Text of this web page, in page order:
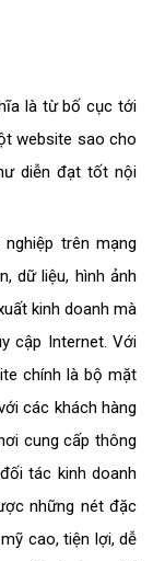
là từ bố cục tới
website sao cho
diễn đạt tốt nội
trên mạng
dữ liệu, hình ảnh
kinh doanh mà
cập Internet. Với
chính là bộ mặt
các khách hàng
cung cấp thông
tác kinh doanh
những nét đặc
cao, tiện lợi, dễ